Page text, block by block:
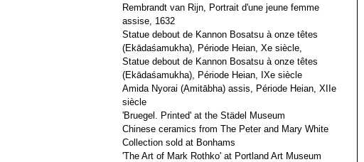
Rembrandt van Rijn, Portrait d'une jeune femme
assise, 1632
Statue debout de Kannon Bosatsu à onze têtes
(Ekādaśamukha), Période Heian, Xe siècle,
Statue debout de Kannon Bosatsu à onze têtes
(Ekādaśamukha), Période Heian, IXe siècle
Amida Nyorai (Amitābha) assis, Période Heian, XIIe
siècle
'Bruegel. Printed' at the Städel Museum
Chinese ceramics from The Peter and Mary White
Collection sold at Bonhams
'The Art of Mark Rothko' at Portland Art Museum